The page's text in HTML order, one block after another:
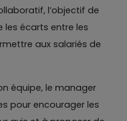
l’objectif de
écarts entre les
aux salariés de
équipe, le manager
pour encourager les